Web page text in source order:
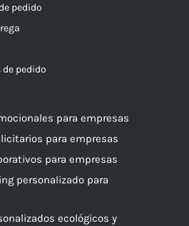
pedido
de pedido
para empresas
para empresas
para empresas
personalizado para
ecológicos y